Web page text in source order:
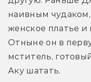
наивным
женское платье и
Отныне он в
мститель,
Аку шатать.